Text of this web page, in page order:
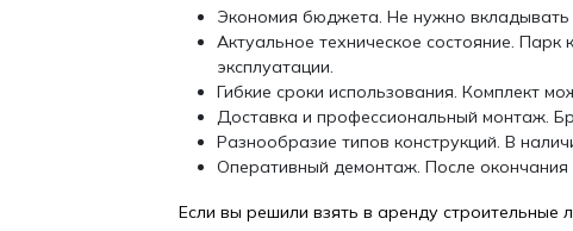
Экономия бюджета. Не нужно вкладывать
Актуальное техническое состояние.
эксплуатации.
Гибкие сроки использования. Комплект
Доставка и профессиональный монтаж.
Разнообразие типов конструкций. В
Оперативный демонтаж. После
Если вы решили взять в аренду